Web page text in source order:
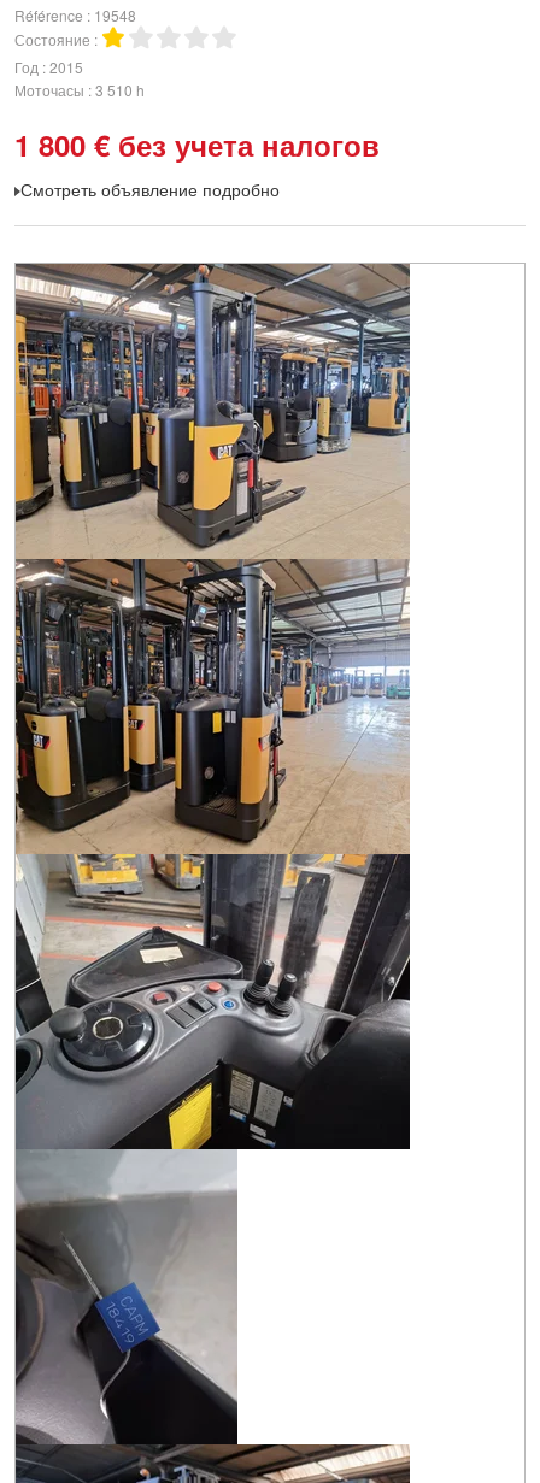
Référence
19548
Состояние
Год 2015
Моточасы 3 510 h
1 800 € без учета налогов
Смотреть объявление подробно